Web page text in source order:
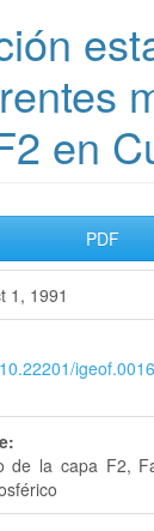
en
PDF
1, 1991
de la capa F2,